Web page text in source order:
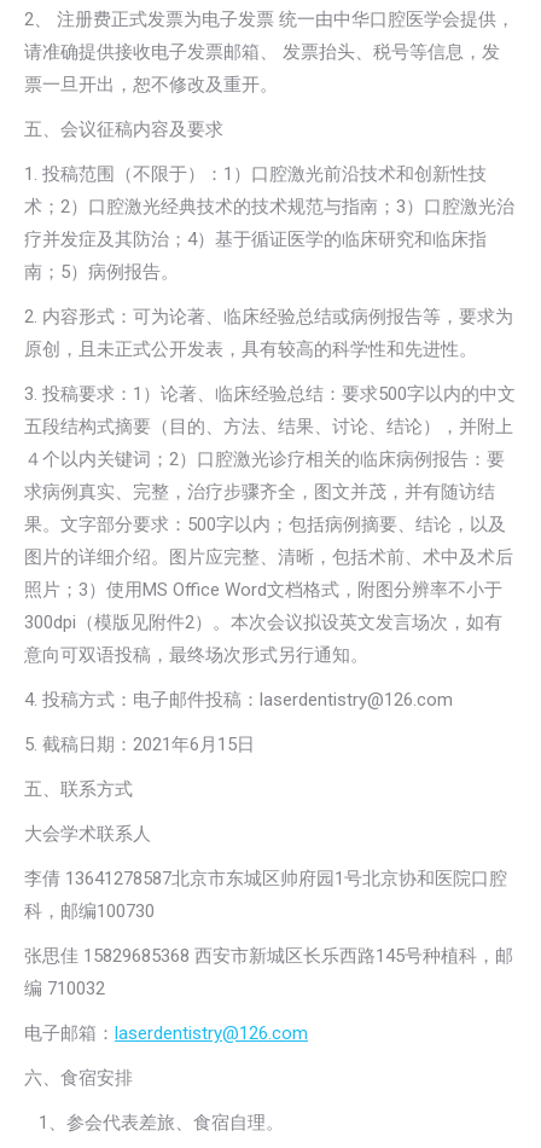
2、 注册费正式发票为电子发票 统一由中华口腔医学会提供，
请准确提供接收电子发票邮箱、 发票抬头、税号等信息，发
票一旦开出，恕不修改及重开。
五、会议征稿内容及要求
1. 投稿范围（不限于）：1）口腔激光前沿技术和创新性技
术；2）口腔激光经典技术的技术规范与指南；3）口腔激光治
疗并发症及其防治；4）基于循证医学的临床研究和临床指
南；5）病例报告。
2. 内容形式：可为论著、临床经验总结或病例报告等，要求为
原创，且未正式公开发表，具有较高的科学性和先进性。
3. 投稿要求：1）论著、临床经验总结：要求500字以内的中文
五段结构式摘要（目的、方法、结果、讨论、结论），并附上
４个以内关键词；2）口腔激光诊疗相关的临床病例报告：要
求病例真实、完整，治疗步骤齐全，图文并茂，并有随访结
果。文字部分要求：500字以内；包括病例摘要、结论，以及
图片的详细介绍。图片应完整、清晰，包括术前、术中及术后
照片；3）使用MS Office Word文档格式，附图分辨率不小于
300dpi（模版见附件2）。本次会议拟设英文发言场次，如有
意向可双语投稿，最终场次形式另行通知。
4. 投稿方式：电子邮件投稿：laserdentistry@126.com
5. 截稿日期：2021年6月15日
五、联系方式
大会学术联系人
李倩 13641278587北京市东城区帅府园1号北京协和医院口腔
科，邮编100730
张思佳 15829685368 西安市新城区长乐西路145号种植科，邮
编 710032
电子邮箱： laserdentistry@126.com
六、食宿安排
1、参会代表差旅、食宿自理。